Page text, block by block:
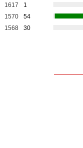
1617
1
1570
54
1568 30